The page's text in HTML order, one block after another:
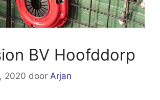
BV Hoofddorp
2020 door Arjan